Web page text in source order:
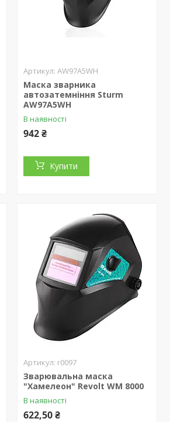
AW97A5WH
Маска зварника
автозатемніння Sturm
AW97A5WH
В наявності
942 ₴
Купити
r0097
Зварювальна маска
"Хамелеон" Revolt WM 8000
В наявності
622,50 ₴